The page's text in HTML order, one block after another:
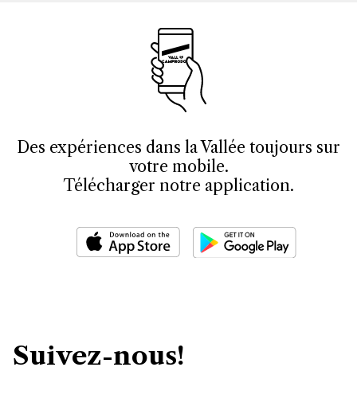
Des expériences dans la Vallée toujours sur
votre mobile.
Télécharger notre application.
Suivez-nous!